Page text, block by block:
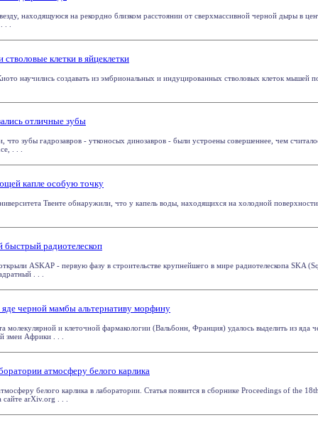
находящуюся на рекордно близком расстоянии от сверхмассивной черной дыры в
клетки в яйцеклетки
научились создавать из эмбриональных и индуцированных стволовых клеток мышей
отличные зубы
что зубы гадрозавров - утконосых динозавров - были устроены совершеннее, чем
. . .
капле особую точку
Твенте обнаружили, что у капель воды, находящихся на холодной
быстрый радиотелескоп
ASKAP - первую фазу в строительстве крупнейшего в мире радиотелескопа SKA
. . .
черной мамбы альтернативу морфину
молекулярной и клеточной фармакологии (Вальбонн, Франция) удалось выделить из яда
змеи Африки . . .
атмосферу белого карлика
белого карлика в лаборатории. Статья появится в сборнике Proceedings of the
arXiv.org . . .